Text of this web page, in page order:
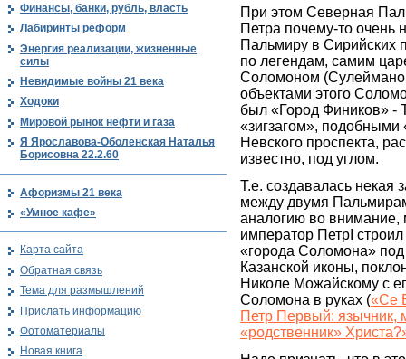
При этом Северная
Петра почему-то
Пальмиру в Сирийских
по легендам, самим
Соломоном
объектами этого
был «Город Фиников» -
«зигзагом», подобными
Невского проспекта,
известно, под углом.
Т.е. создавалась некая
между двумя
аналогию во внимание,
император ПетрI
«города Соломона» под
Казанской иконы,
Николе Можайскому с
Соломона в руках («Се
Петр Первый: язычник,
«родственник»
Финансы, банки, рубль, власть
Лабиринты реформ
Энергия реализации, жизненные
силы
Невидимые войны 21 века
Ходоки
Мировой рынок нефти и газа
Я Ярославова-Оболенская Наталья
Борисовна 22.2.60
Афоризмы 21 века
«Умное кафе»
Карта сайта
Обратная связь
Тема для размышлений
Прислать информацию
Фотоматериалы
Новая книга